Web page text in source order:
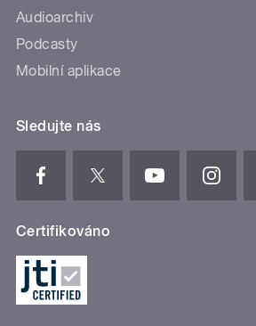
Audioarchiv
Podcasty
Mobilní aplikace
Sledujte nás
Certifikováno